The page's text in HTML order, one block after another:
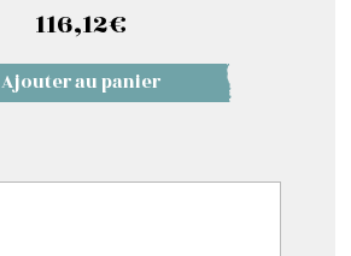
116,12€
Ajouter au panier